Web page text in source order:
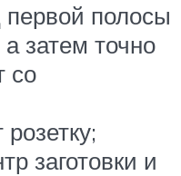
первой полосы
затем точно
со
заготовки и